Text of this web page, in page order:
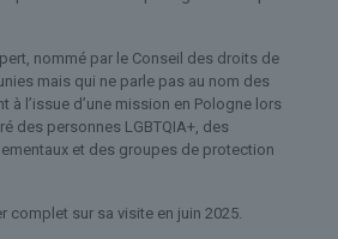
nommé par le Conseil des droits de
mais qui ne parle pas au nom des
à l’issue d’une mission en Pologne lors
des personnes LGBTQIA+, des
et des groupes de protection
complet sur sa visite en juin 2025.